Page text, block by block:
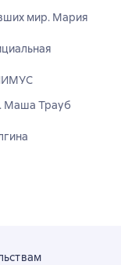
мир. Мария
Маша Трауб